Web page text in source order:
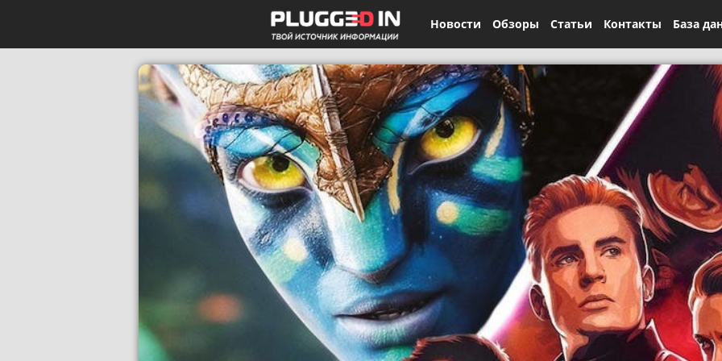
Новости Обзоры Статьи Контакты База